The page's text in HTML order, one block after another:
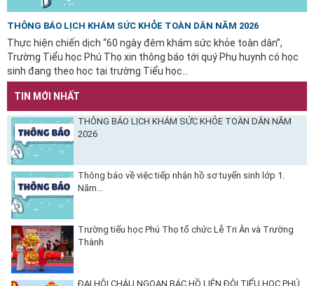
THÔNG BÁO LỊCH KHÁM SỨC KHỎE TOÀN DÂN NĂM 2026
Thực hiện chiến dịch “60 ngày đêm khám sức khỏe toàn dân”,
Trường Tiểu học Phú Thọ xin thông báo tới quý Phụ huynh có học
sinh đang theo học tại trường Tiểu học...
TIN MỚI NHẤT
THÔNG BÁO LỊCH KHÁM SỨC KHỎE TOÀN DÂN NĂM
2026
Thông báo về việc tiếp nhận hồ sơ tuyển sinh lớp 1.
Năm...
Trường tiểu học Phú Thọ tổ chức Lễ Tri Ân và Trường
Thành
ĐẠI HỘI CHÁU NGOAN BÁC HỒ LIÊN ĐỘI TIỂU HỌC PHÚ